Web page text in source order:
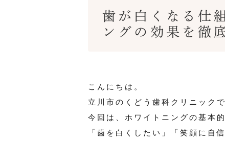
歯が白くなる仕
ングの効果を徹
こんにちは。
立川市のくどう歯科クリニックで
今回は、ホワイトニングの基本
「歯を白くしたい」「笑顔に自